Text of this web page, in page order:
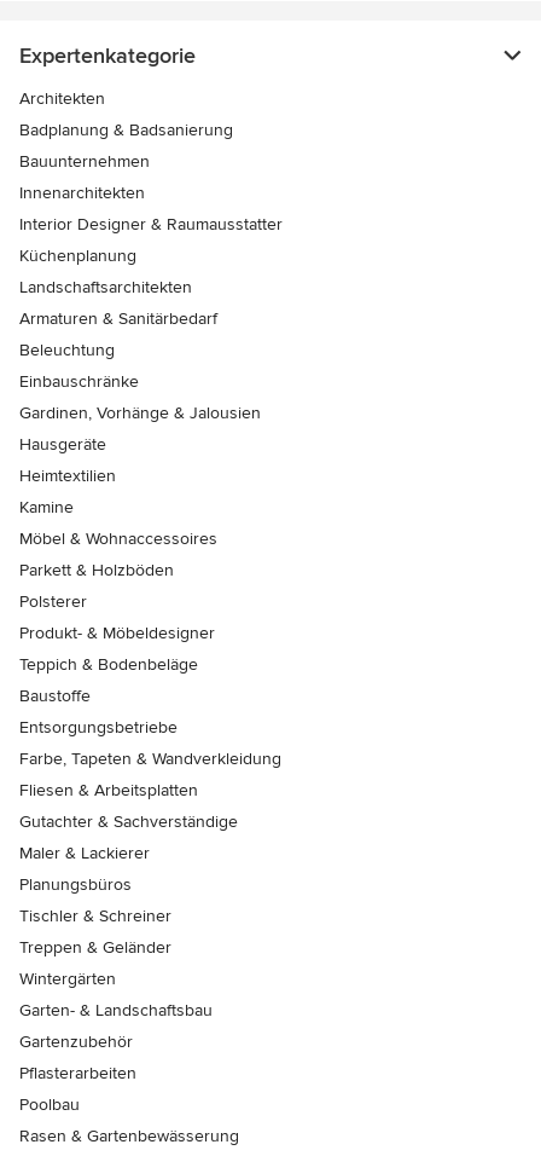
Expertenkategorie
Architekten
Badplanung & Badsanierung
Bauunternehmen
Innenarchitekten
Interior Designer & Raumausstatter
Küchenplanung
Landschaftsarchitekten
Armaturen & Sanitärbedarf
Beleuchtung
Einbauschränke
Gardinen, Vorhänge & Jalousien
Hausgeräte
Heimtextilien
Kamine
Möbel & Wohnaccessoires
Parkett & Holzböden
Polsterer
Produkt- & Möbeldesigner
Teppich & Bodenbeläge
Baustoffe
Entsorgungsbetriebe
Farbe, Tapeten & Wandverkleidung
Fliesen & Arbeitsplatten
Gutachter & Sachverständige
Maler & Lackierer
Planungsbüros
Tischler & Schreiner
Treppen & Geländer
Wintergärten
Garten- & Landschaftsbau
Gartenzubehör
Pflasterarbeiten
Poolbau
Rasen & Gartenbewässerung